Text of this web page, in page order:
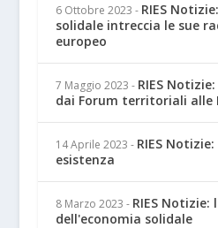
6 Ottobre 2023 - RIES
solidale intreccia le sue
europeo
7 Maggio 2023 - RIES
dai Forum territoriali alle
14 Aprile 2023 - RIES
esistenza
8 Marzo 2023 - RIES Notizie:
dell'economia solidale